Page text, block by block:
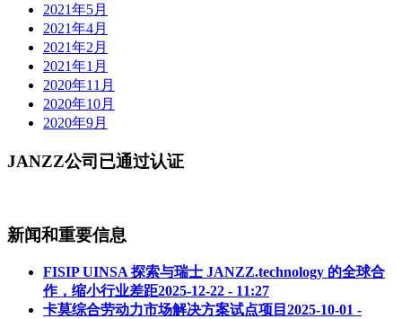
2021年5月
2021年4月
2021年2月
2021年1月
2020年11月
2020年10月
2020年9月
JANZZ公司已通过认证
新闻和重要信息
FISIP UINSA 探索与瑞士 JANZZ.technology 的全球合
作，缩小行业差距2025-12-22 - 11:27
卡莫综合劳动力市场解决方案试点项目 2025-10-01 -